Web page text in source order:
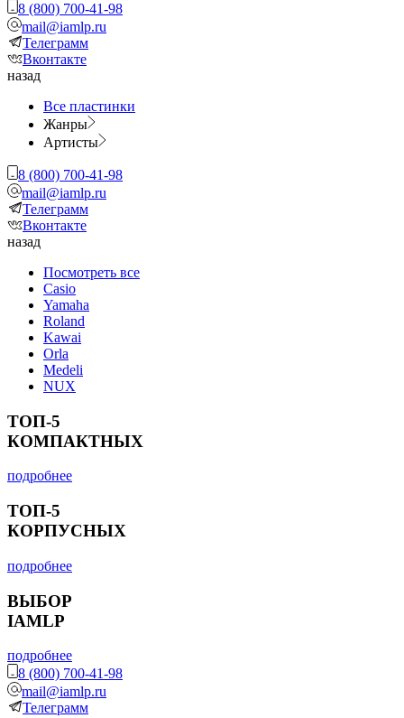
8 (800) 700-41-98
mail@iamlp.ru
Телеграмм
Вконтакте
назад
Все пластинки
Жанры
Артисты
8 (800) 700-41-98
mail@iamlp.ru
Телеграмм
Вконтакте
назад
Посмотреть все
Casio
Yamaha
Roland
Kawai
Orla
Medeli
NUX
ТОП-5
КОМПАКТНЫХ
подробнее
ТОП-5
КОРПУСНЫХ
подробнее
ВЫБОР
IAMLP
подробнее
8 (800) 700-41-98
mail@iamlp.ru
Телеграмм